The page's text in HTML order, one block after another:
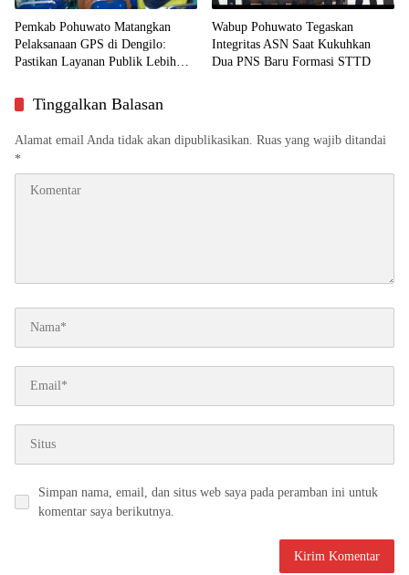
Pemkab Pohuwato Matangkan
Pelaksanaan GPS di Dengilo:
Pastikan Layanan Publik Lebih
Wabup Pohuwato Tegaskan
Integritas ASN Saat Kukuhkan
Dua PNS Baru Formasi STTD
Tinggalkan Balasan
Alamat email Anda tidak akan dipublikasikan. Ruas yang wajib ditandai
*
Simpan nama, email, dan situs web saya pada peramban ini untuk
komentar saya berikutnya.